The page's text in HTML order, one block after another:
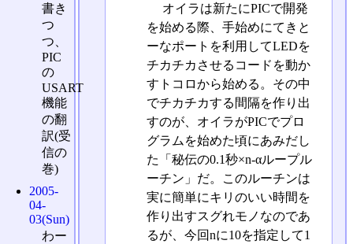
オイラは新たにPICで開発
を始める際、手始めにてきと
ーなポートを利用してLEDを
チカチカさせるコードを動か
すトコロから始める。その中
でチカチカする間隔を作り出
すのが、オイラがPICでプロ
グラムを始めた頃にあみだし
た「秘伝の0.1秒×n-αループル
ーチン」だ。このルーチンは
実に簡単にキリのいい時間を
作り出すスグれモノなのであ
るが、今回nに10を指定して1
書き
つ
つ、
PIC
の
USART
機能
の翻
訳(受
信の
巻)
2005-
04-
03(Sun)
わー